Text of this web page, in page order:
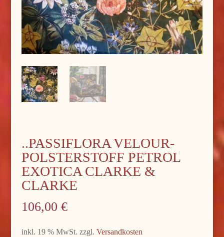
..PASSIFLORA VELOUR-
POLSTERSTOFF PETROL
EXOTICA CLARKE &
CLARKE
106,00 €
inkl. 19 % MwSt. zzgl. Versandkosten